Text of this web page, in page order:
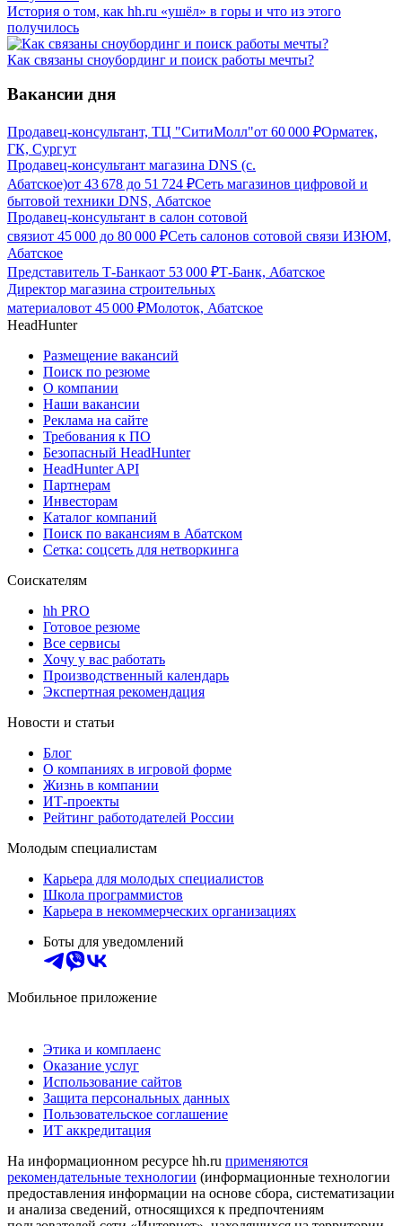
История о том, как hh.ru «ушёл» в горы и что из этого
получилось
Как связаны сноубординг и поиск работы мечты?
Вакансии дня
Продавец-консультант, ТЦ "СитиМолл"от 60 000 ₽Орматек,
ГК, Сургут
Продавец-консультант магазина DNS (с.
Абатское)от 43 678 до 51 724 ₽Сеть магазинов цифровой и
бытовой техники DNS, Абатское
Продавец-консультант в салон сотовой
связиот 45 000 до 80 000 ₽Сеть салонов сотовой связи ИЗЮМ,
Абатское
Представитель Т-Банкаот 53 000 ₽Т-Банк, Абатское
Директор магазина строительных
материаловот 45 000 ₽Молоток, Абатское
HeadHunter
Размещение вакансий
Поиск по резюме
О компании
Наши вакансии
Реклама на сайте
Требования к ПО
Безопасный HeadHunter
HeadHunter API
Партнерам
Инвесторам
Каталог компаний
Поиск по вакансиям в Абатском
Сетка: соцсеть для нетворкинга
Соискателям
hh PRO
Готовое резюме
Все сервисы
Хочу у вас работать
Производственный календарь
Экспертная рекомендация
Новости и статьи
Блог
О компаниях в игровой форме
Жизнь в компании
ИТ-проекты
Рейтинг работодателей России
Молодым специалистам
Карьера для молодых специалистов
Школа программистов
Карьера в некоммерческих организациях
Боты для уведомлений
Мобильное приложение
Этика и комплаенс
Оказание услуг
Использование сайтов
Защита персональных данных
Пользовательское соглашение
ИТ аккредитация
На информационном ресурсе hh.ru применяются
рекомендательные технологии (информационные технологии
предоставления информации на основе сбора, систематизации
и анализа сведений, относящихся к предпочтениям